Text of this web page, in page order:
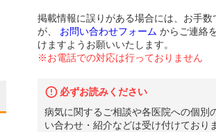
掲載情報に誤りがある場合には、お手数
が、
お問い合わせフォーム からご連絡
けますようお願いいたします。
※お電話での対応は行っておりません
必ずお読みください
病気に関するご相談や各医院への個別
い合わせ・紹介などは受け付けており